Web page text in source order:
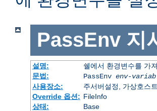
PassEnv 지
설명:
쉘에서 환경변수를 가
문법:
PassEnv env-
사용장소:
주서버설정, 가상호스
Override 옵션: FileInfo
상태:
Base